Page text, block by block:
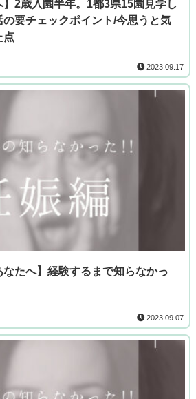
】2歳入園半年。1都3県15園見学し
要チェックポイント/今思うと気
点
2023.09.17
なたへ】経験するまで知らなかっ
2023.09.07